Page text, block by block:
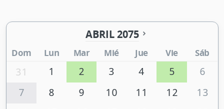
ABRIL 2075
Dom Lun Mar Mié Jue Vie Sáb
31 1 2 3 4 5
6
7
8 9 10 11 12
13